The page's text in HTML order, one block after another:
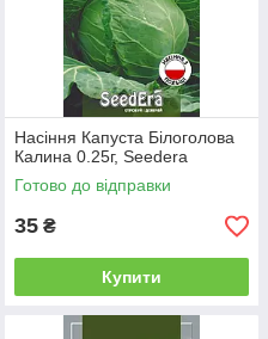
Насіння Капуста Білоголова
Калина 0.25г, Seedera
Готово до відправки
35 ₴
Купити